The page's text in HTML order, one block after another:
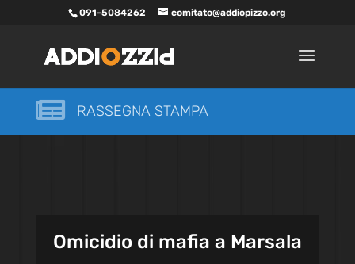
091-5084262 comitato@addiopizzo.org
 RASSEGNA STAMPA
Omicidio di mafia a Marsala